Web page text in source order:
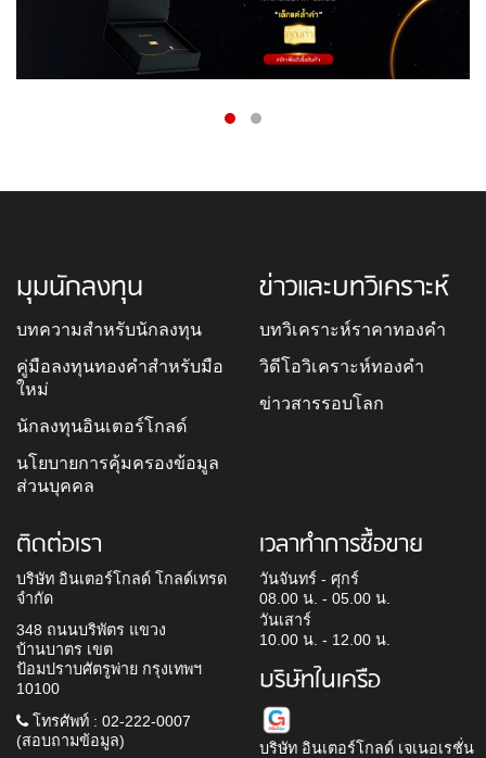
มุมนักลงทุน
บทความสำหรับนักลงทุน
คู่มือลงทุนทองคำสำหรับมือ
ใหม่
นักลงทุนอินเตอร์โกลด์
นโยบายการคุ้มครองข้อมูล
ส่วนบุคคล
ข่าวและบทวิเคราะห์
บทวิเคราะห์ราคาทองคำ
วิดีโอวิเคราะห์ทองคำ
ข่าวสารรอบโลก
ติดต่อเรา
บริษัท อินเตอร์โกลด์ โกลด์เทรด
จำกัด
348 ถนนบริพัตร แขวง
บ้านบาตร เขต
ป้อมปราบศัตรูพ่าย กรุงเทพฯ
10100
โทรศัพท์ : 02-222-0007
(สอบถามข้อมูล)
เวลาทำการซื้อขาย
วันจันทร์ - ศุกร์
08.00 น. - 05.00 น.
วันเสาร์
10.00 น. - 12.00 น.
บริษัทในเครือ
บริษัท อินเตอร์โกลด์ เจเนอเรชั่น